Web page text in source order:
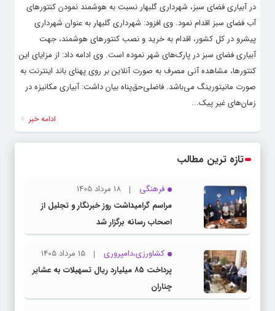
در آبیاری فضای سبز، شهرداری گلبهار نسبت به هوشمند نمودن کنتورهای
آب فضای سبز اقدام نمود. وی افزود: شهرداری گلبهار به عنوان شهرداری
پیشرو در کل کشور، اقدام به خرید و نصب کنتورهای هوشمند، جهت
آبیاری فضای سبز در پارک‌های شهر نموده است. وی ادامه داد: از مزایای این
کنتورها، مشاهده آنی مصرف به صورت آنلاین بر روی پهنای باند اینترنت به
صورت مانیتورینگ می‌باشد. فاضلی‌حق‌پناه بیان داشت: آبیاری مکانیزه در
زمان‌های غیر پیک...
ادامه خبر
تازه ترین مطالب
فرهنگی
18 مرداد 1405
مراسم گرامیداشت روز خبرنگار و تجلیل از
اصحاب رسانه برگزار شد
کشاورزی،دامپروری
15 مرداد 1405
پرداخت ۸۵ میلیارد ریال تسهیلات به عشایر
چناران